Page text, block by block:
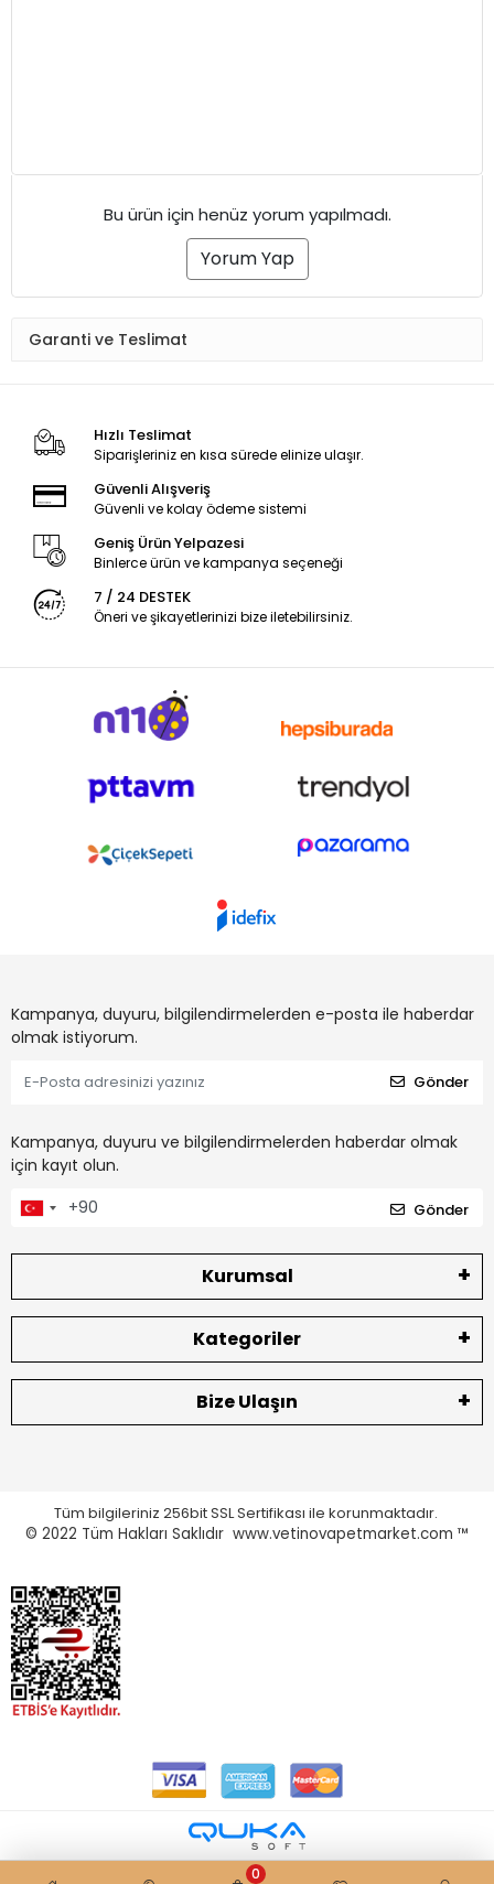
Bu ürün için henüz yorum yapılmadı.
Yorum Yap
Garanti ve Teslimat
Hızlı Teslimat
Siparişleriniz en kısa sürede elinize ulaşır.
Güvenli Alışveriş
Güvenli ve kolay ödeme sistemi
Geniş Ürün Yelpazesi
Binlerce ürün ve kampanya seçeneği
7 / 24 DESTEK
Öneri ve şikayetlerinizi bize iletebilirsiniz.
Kampanya, duyuru, bilgilendirmelerden e-posta ile haberdar
olmak istiyorum.
Gönder
Kampanya, duyuru ve bilgilendirmelerden haberdar olmak
için kayıt olun.
Gönder
Kurumsal
Kategoriler
Bize Ulaşın
Tüm bilgileriniz 256bit SSL Sertifikası ile korunmaktadır.
© 2022 Tüm Hakları Saklıdır www.vetinovapetmarket.com ™
0